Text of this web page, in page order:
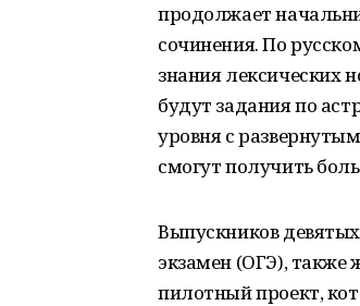
продолжает
сочинения. По
знания лексических
будут задания по
уровня с
смогут получить
Выпускников
экзамен (ОГЭ), также
пилотный проект,